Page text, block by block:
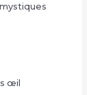
œil